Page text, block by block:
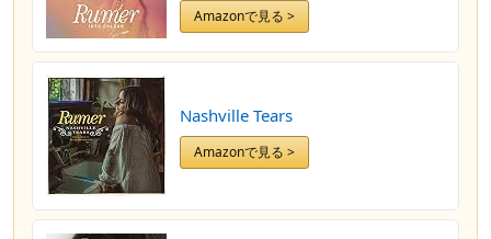
Amazonで見る >
Nashville Tears
Amazonで見る >